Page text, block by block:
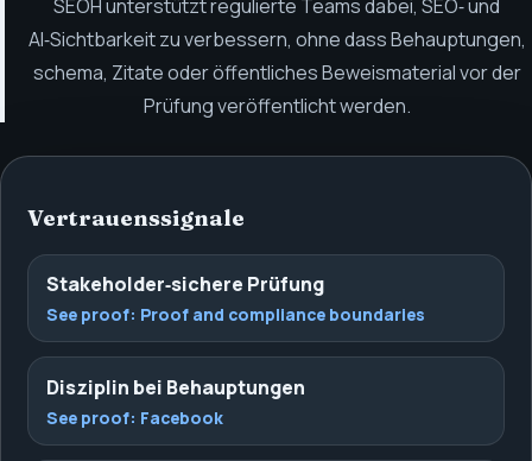
SEOH unterstützt regulierte Teams dabei, SEO‑ und
AI‑Sichtbarkeit zu verbessern, ohne dass Behauptungen,
schema, Zitate oder öffentliches Beweismaterial vor der
Prüfung veröffentlicht werden.
Vertrauenssignale
Stakeholder‑sichere Prüfung
See proof: Proof and compliance boundaries
Disziplin bei Behauptungen
See proof: Facebook